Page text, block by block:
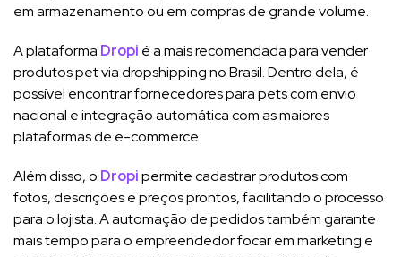
em armazenamento ou em compras de grande volume.
A plataforma Dropi é a mais recomendada para vender
produtos pet via dropshipping no Brasil. Dentro dela, é
possível encontrar fornecedores para pets com envio
nacional e integração automática com as maiores
plataformas de e-commerce.
Além disso, o Dropipermite cadastrar produtos com
fotos, descrições e preços prontos, facilitando o processo
para o lojista. A automação de pedidos também garante
mais tempo para o empreendedor focar em marketing e